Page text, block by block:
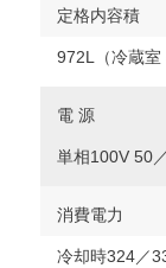
定格内容積
972L（冷蔵室
電 源
単相100V 50
消費電力
冷却時324／